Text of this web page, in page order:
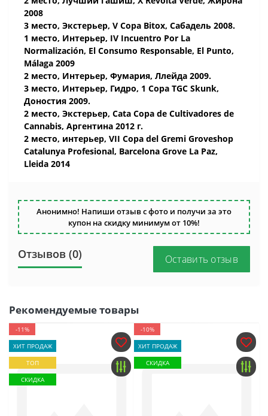
2008
3 место, Экстерьер, V Copa Bitox, Сабадель 2008.
1 место, Интерьер, IV Incuentro Por La
Normalización, El Consumo Responsable, El Punto,
Málaga 2009
2 место, Интерьер, Фумария, Ллейда 2009.
3 место, Интерьер, Гидро, 1 Copa TGC Skunk,
Доностия 2009.
2 место, Экстерьер, Cata Copa de Cultivadores de
Cannabis, Аргентина 2012 г.
2 место, интерьер, VII Copa del Gremi Groveshop
Catalunya Profesional, Barcelona Grove La Paz,
Lleida 2014
Анонимно! Напиши отзыв с фото и получи за это
купон на скидку минимум от 10%!
Отзывов (0) Оставить отзыв
Рекомендуемые товары
-11%
ХИТ ПРОДАЖ
ТОП
СКИДКА
-10%
ХИТ ПРОДАЖ
СКИДКА